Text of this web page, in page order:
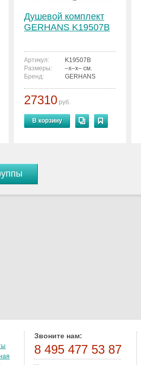
Душевой комплект
GERHANS K19507B
Артикул:
K19507B
Размеры:
–x–x– см.
Бренд:
GERHANS
27310 руб.
В корзину
Звоните нам:
8 495 477 53 87